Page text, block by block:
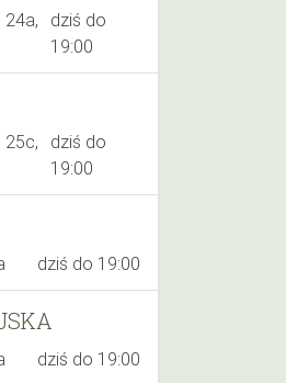
24a,
dziś do
19:00
25c,
dziś do
19:00
dziś do 19:00
dziś do 19:00